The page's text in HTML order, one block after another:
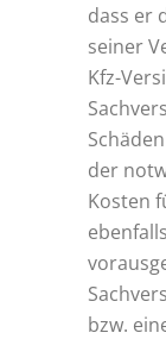
dass er
seiner
Kfz-
der
Kosten
bzw.